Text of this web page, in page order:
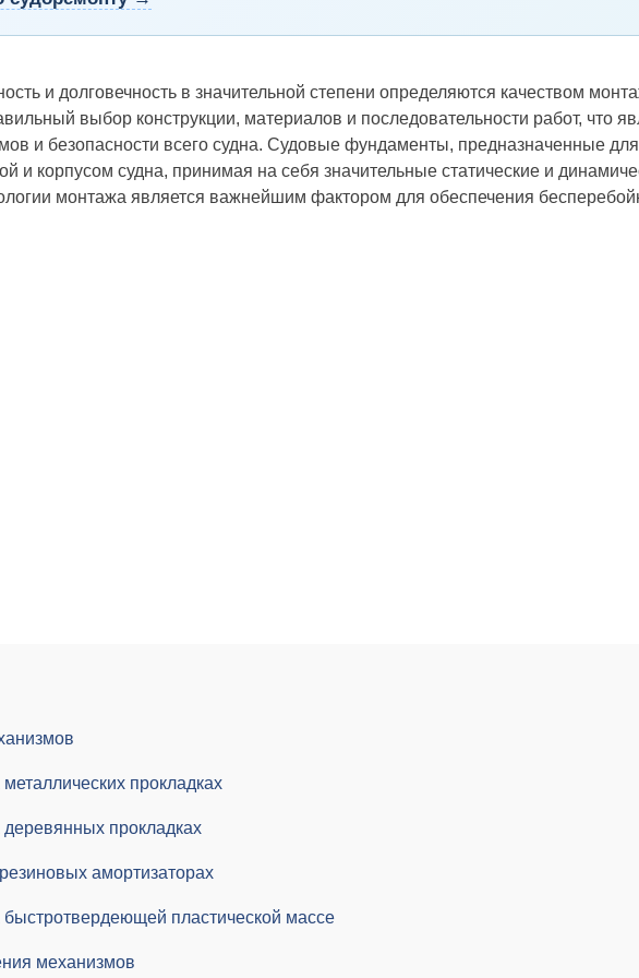
и долговечность в значительной степени определяются качеством
выбор конструкции, материалов и последовательности работ, что
и безопасности всего судна. Судовые фундаменты, предназначенные
и корпусом судна, принимая на себя значительные статические и
монтажа является важнейшим фактором для обеспечения
прокладках
прокладках
амортизаторах
пластической массе
механизмов